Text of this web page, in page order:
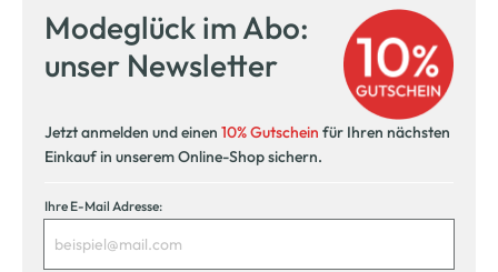
Modeglück im Abo:
unser Newsletter
Jetzt anmelden und einen 10% Gutschein für Ihren nächsten
Einkauf in unserem Online-Shop sichern.
Ihre E-Mail Adresse: